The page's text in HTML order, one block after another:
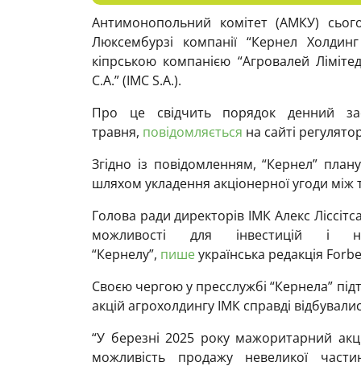
Антимонопольний комітет (АМКУ)
Люксембурзі компанії “Кернел
кіпрською компанією “Агровалей
С.А.” (IMC S.A.).
Про це свідчить порядок денний
травня, повідомляється на сайті
Згідно із повідомленням, “Кернел”
шляхом укладення акціонерної угоди
Голова ради директорів ІМК Алекс
можливості для інвестицій і
“Кернелу”, пишеукраїнська редакція
Своєю чергою у пресслужбі “Кернела”
акцій агрохолдингу ІМК справді
“У березні 2025 року мажоритарний
можливість продажу невеликої